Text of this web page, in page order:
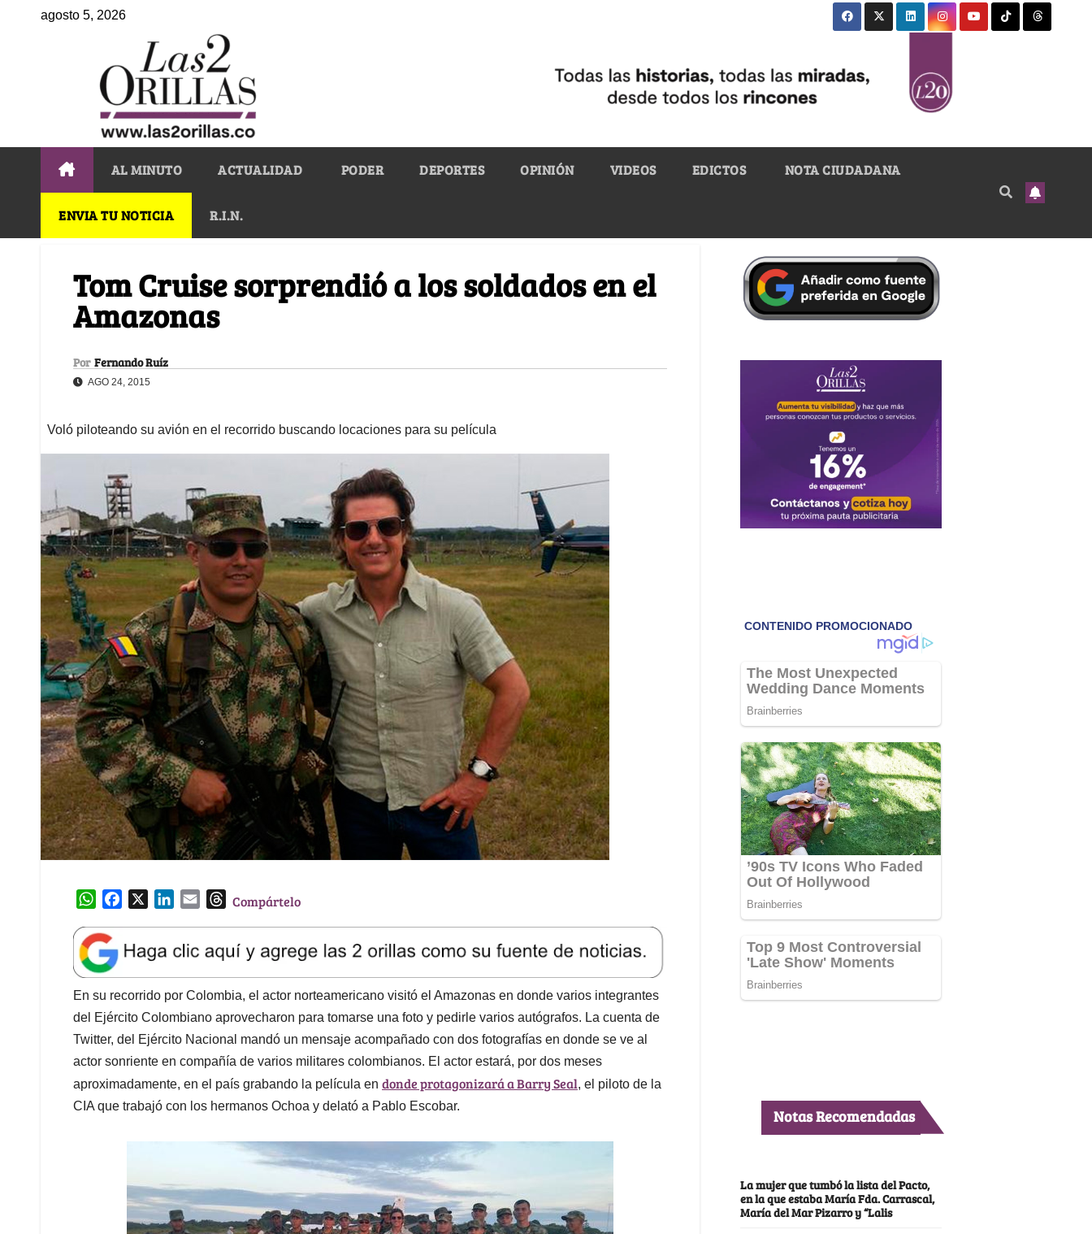
agosto 5, 2026
AL MINUTO ACTUALIDAD PODER DEPORTES OPINIÓN VIDEOS EDICTOS NOTA CIUDADANA
ENVIA TU NOTICIA R.I.N.
Tom Cruise sorprendió a los soldados en el
Amazonas
Por Fernando Ruíz
AGO 24, 2015
Voló piloteando su avión en el recorrido buscando locaciones para su película
W
a
t
s
A
p
p
e
b
o
o
k
k
e
d
I
n
l
T
e
a
d
s
Compártelo
En su recorrido por Colombia, el actor norteamericano visitó el Amazonas en donde varios integrantes
del Ejército Colombiano aprovecharon para tomarse una foto y pedirle varios autógrafos. La cuenta de
Twitter, del Ejército Nacional mandó un mensaje acompañado con dos fotografías en donde se ve al
actor sonriente en compañía de varios militares colombianos. El actor estará, por dos meses
aproximadamente, en el país grabando la película en donde protagonizará a Barry Seal, el piloto de la
CIA que trabajó con los hermanos Ochoa y delató a Pablo Escobar.
Notas Recomendadas
La mujer que tumbó la lista del Pacto,
en la que estaba María Fda. Carrascal,
María del Mar Pizarro y “Lalis